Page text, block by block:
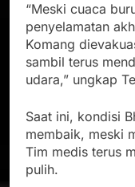
“Meski cuaca
penyelamatan
Komang
sambil terus
udara,” ungkap
Saat ini, kondisi
membaik, meski
Tim medis terus
pulih.